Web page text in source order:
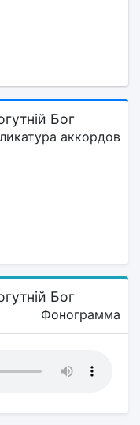
Бог
аккордов
Бог
Фонограмма